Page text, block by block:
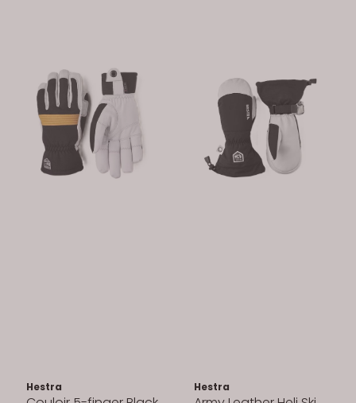
Hestra Hestra